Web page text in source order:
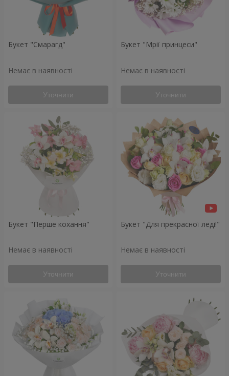
Букет "Смарагд"
Немає в наявності
Уточнити
Букет "Мрії принцеси"
Немає в наявності
Уточнити
Букет "Перше кохання"
Немає в наявності
Уточнити
Букет "Для прекрасної леді!"
Немає в наявності
Уточнити